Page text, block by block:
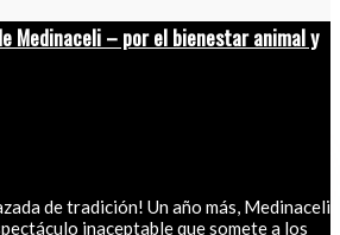
Medinaceli – por el bienestar animal y
de tradición! Un año más, Medinaceli
inaceptable que somete a los